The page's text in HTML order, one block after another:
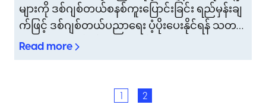
ဒစ်ဂျစ်တယ်ပညာရေး ပံ့ပိုးပေးနိုင်ရန်
သတင်းအချက်အလက်နှင့် ဆက်သွယ်
ရေးနည်းပညာသုံးပစ္စည်းများကို (၇)
များကို ဒစ်ဂျစ်တယ်စနစ်ကူးပြောင်းခြင်း ရည်မှန်းချ
က်ဖြင့် ဒစ်ဂျစ်တယ်ပညာရေး ပံ့ပိုးပေးနိုင်ရန် သတင်း
အချက်အလက်နှင့် ဆက်သွယ်ရေးနည်းပညာသုံးပစ္စ
ည်းများကို (၇) ကြိမ်မြောက်လှူဒါန်း
Read more
2